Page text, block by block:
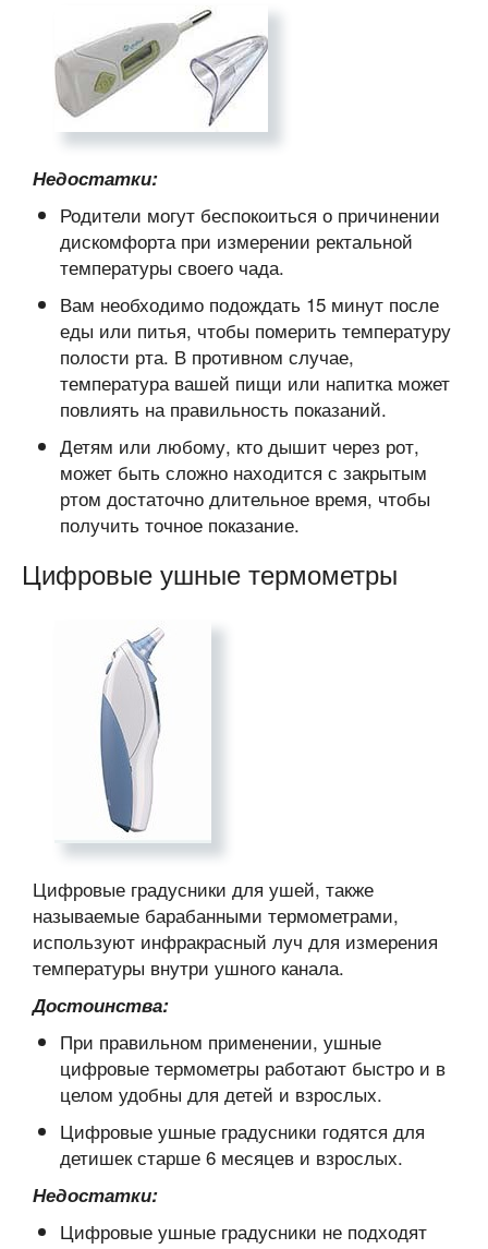
Недостатки:
Родители могут беспокоиться о причинении
дискомфорта при измерении ректальной
температуры своего чада.
Вам необходимо подождать 15 минут после
еды или питья, чтобы померить температуру
полости рта. В противном случае,
температура вашей пищи или напитка может
повлиять на правильность показаний.
Детям или любому, кто дышит через рот,
может быть сложно находится с закрытым
ртом достаточно длительное время, чтобы
получить точное показание.
Цифровые ушные термометры
Цифровые градусники для ушей, также
называемые барабанными термометрами,
используют инфракрасный луч для измерения
температуры внутри ушного канала.
Достоинства:
При правильном применении, ушные
цифровые термометры работают быстро и в
целом удобны для детей и взрослых.
Цифровые ушные градусники годятся для
детишек старше 6 месяцев и взрослых.
Недостатки:
Цифровые ушные градусники не подходят